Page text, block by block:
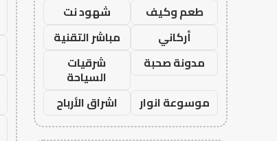
طعم وكيف
شهود نت
أركاني
مباشر التقنية
مدونة صحبة
شرقيات
السياحة
موسوعة انوار
اشراق الأرباح